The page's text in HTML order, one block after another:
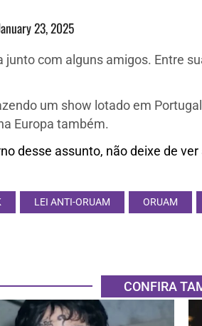
23, 2025
com alguns amigos. Entre
um show lotado em
Europa também.
desse assunto, não deixe de
LEI ANTI-ORUAM ORUAM
CONFIRA